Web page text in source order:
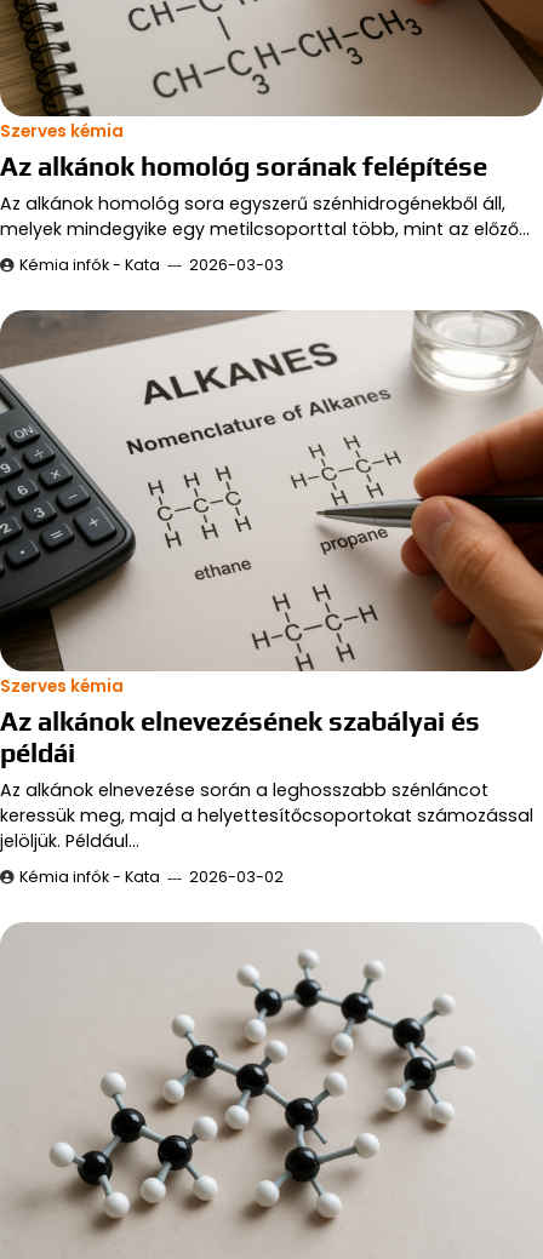
Szerves kémia
Az alkánok homológ sorának felépítése
Az alkánok homológ sora egyszerű szénhidrogénekből áll,
melyek mindegyike egy metilcsoporttal több, mint az előző…
Kémia infók - Kata 2026-03-03
Szerves kémia
Az alkánok elnevezésének szabályai és
példái
Az alkánok elnevezése során a leghosszabb szénláncot
keressük meg, majd a helyettesítőcsoportokat számozással
jelöljük. Például…
Kémia infók - Kata 2026-03-02